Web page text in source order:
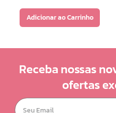
Adicionar ao Carrinho
Receba nossas
ofertas